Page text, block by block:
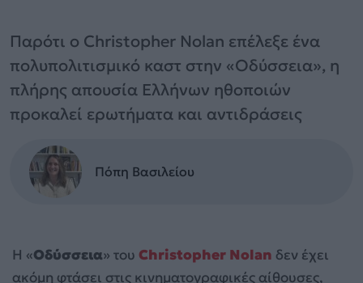
Παρότι ο Christopher Nolan επέλεξε ένα
πολυπολιτισμικό καστ στην «Οδύσσεια», η
πλήρης απουσία Ελλήνων ηθοποιών
προκαλεί ερωτήματα και αντιδράσεις
Πόπη Βασιλείου
Η «Οδύσσεια» του Christopher Nolan δεν έχει
ακόμη φτάσει στις κινηματογραφικές αίθουσες,